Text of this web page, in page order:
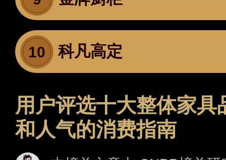
10 科凡高定
用户评选十大整体家具
和人气的消费指南